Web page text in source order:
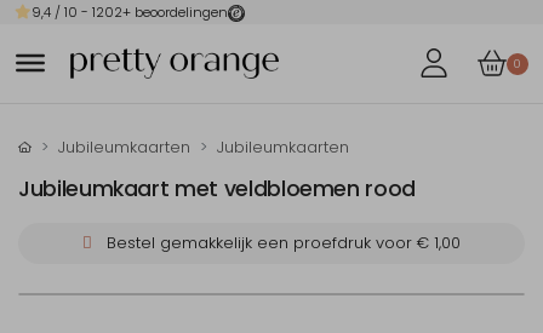
9,4 / 10 - 1202+ beoordelingen
0
Jubileumkaarten Jubileumkaarten
Jubileumkaart met veldbloemen rood
Bestel gemakkelijk een proefdruk voor € 1,00